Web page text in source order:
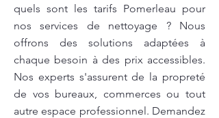
quels sont les tarifs Pomerleau pour
nos services de nettoyage ? Nous
offrons des solutions adaptées à
chaque besoin à des prix accessibles.
Nos experts s'assurent de la propreté
de vos bureaux, commerces ou tout
autre espace professionnel. Demandez